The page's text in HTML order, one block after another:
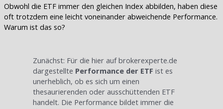
Obwohl die ETF immer den gleichen Index abbilden, haben diese
oft trotzdem eine leicht voneinander abweichende Performance.
Warum ist das so?
Zunächst: Für die hier auf brokerexperte.de
dargestellte Performance der ETF ist es
unerheblich, ob es sich um einen
thesaurierenden oder ausschüttenden ETF
handelt. Die Performance bildet immer die